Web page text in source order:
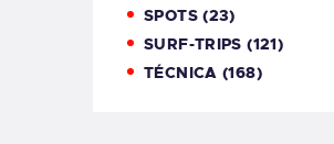
SPOTS(23)
SURF-TRIPS (121)
TÉCNICA (168)